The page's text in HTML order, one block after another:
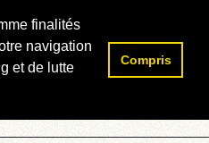
finalités
navigation
et de lutte
Compris
Rechercher :